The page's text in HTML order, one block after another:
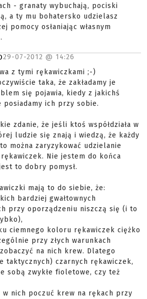
- granaty wybuchają, pociski
a ty mu bohatersko udzielasz
pomocy osłaniając własnym
29-07-2012 @ 14:26
z tymi rękawiczkami ;-)
taka, że zakładamy je
się pojawia, kiedy z jakichś
posiadamy ich przy sobie.
zdanie, że jeśli ktoś współdziała w
ludzie się znają i wiedzą, że każdy
można zaryzykować udzielanie
Nie jestem do końca
to dobry pomysł.
mają to do siebie, że:
bardziej gwałtownych
przy oporządzeniu niszczą się (i to
ciemnego koloru rękawiczek ciężko
przy złych warunkach
na nich krew. Dlatego
taktycznych) czarnych rękawiczek,
sobą zwykłe fioletowe, czy też
nich poczuć krew na rękach przy